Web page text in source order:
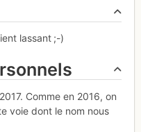
lassant ;-)
Comme en 2016, on
voie dont le nom nous